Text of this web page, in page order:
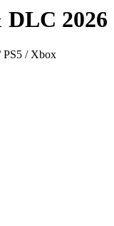
2026
PS5 / Xbox